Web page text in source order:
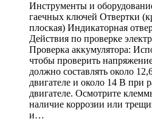
Инструменты и
гаечных ключей Отвертки
плоская) Индикаторная
Действия по проверке
Проверка аккумулятора:
чтобы проверить
должно составлять около
двигателе и около 14 В при
двигателе. Осмотрите
наличие коррозии или
и…